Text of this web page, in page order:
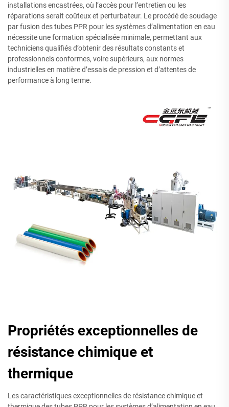
installations encastrées, où l’accès pour l’entretien ou les
réparations serait coûteux et perturbateur. Le procédé de soudage
par fusion des tubes PPR pour les systèmes d’alimentation en eau
nécessite une formation spécialisée minimale, permettant aux
techniciens qualifiés d’obtenir des résultats constants et
professionnels conformes, voire supérieurs, aux normes
industrielles en matière d’essais de pression et d’attentes de
performance à long terme.
Propriétés exceptionnelles de
résistance chimique et
thermique
Les caractéristiques exceptionnelles de résistance chimique et